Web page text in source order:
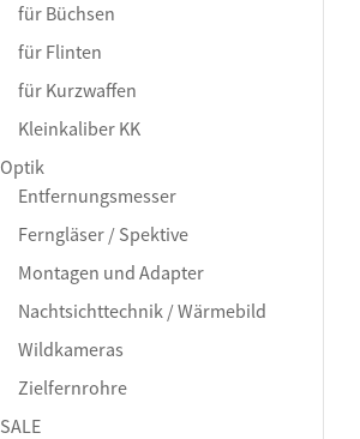
für Büchsen
für Flinten
für Kurzwaffen
Kleinkaliber KK
Optik
Entfernungsmesser
Ferngläser / Spektive
Montagen und Adapter
Nachtsichttechnik / Wärmebild
Wildkameras
Zielfernrohre
SALE